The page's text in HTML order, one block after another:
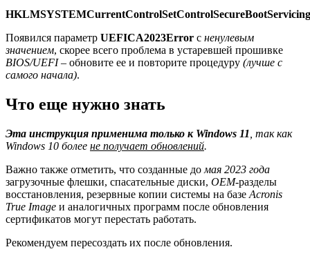
HKLMSYSTEMCurrentControlSetControlSecureBootServicing
Появился параметр UEFICA2023Error с ненулевым
значением, скорее всего проблема в устаревшей прошивке
BIOS/UEFI– обновите ее и повторите процедуру (лучше с
самого начала).
Что еще нужно знать
Эта инструкция применима только к Windows 11 , так как
Windows 10 более не получает обновлений.
Важно также отметить, что созданные до мая 2023 года
загрузочные флешки, спасательные диски, OEM-разделы
восстановления, резервные копии системы на базе Acronis
True Image и аналогичных программ после обновления
сертификатов могут перестать работать.
Рекомендуем пересоздать их после обновления.